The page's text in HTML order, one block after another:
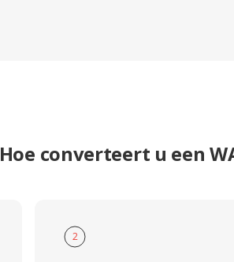
Hoe converteert u een
2